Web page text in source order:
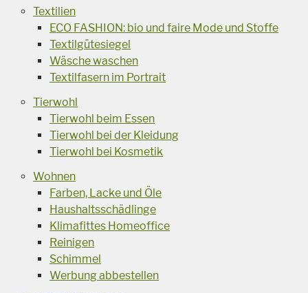
Textilien
ECO FASHION: bio und faire Mode und Stoffe
Textilgütesiegel
Wäsche waschen
Textilfasern im Portrait
Tierwohl
Tierwohl beim Essen
Tierwohl bei der Kleidung
Tierwohl bei Kosmetik
Wohnen
Farben, Lacke und Öle
Haushaltsschädlinge
Klimafittes Homeoffice
Reinigen
Schimmel
Werbung abbestellen